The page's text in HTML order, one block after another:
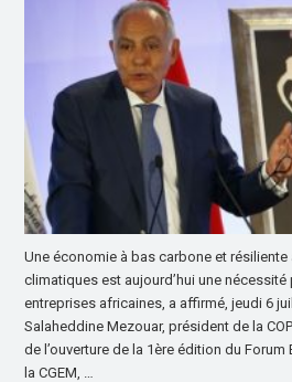
Une économie à bas carbone et
climatiques est aujourd’hui une
entreprises africaines, a affirmé, jeudi 6
Salaheddine Mezouar, président de la
de l’ouverture de la 1ère édition du
la CGEM, …